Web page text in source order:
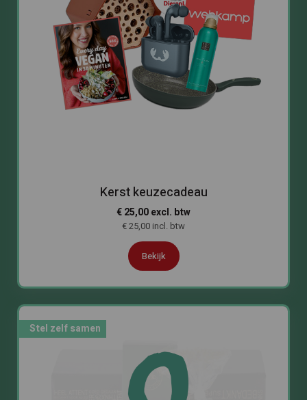
Kerst keuzecadeau
€ 25,00 excl. btw
€ 25,00 incl. btw
Bekijk